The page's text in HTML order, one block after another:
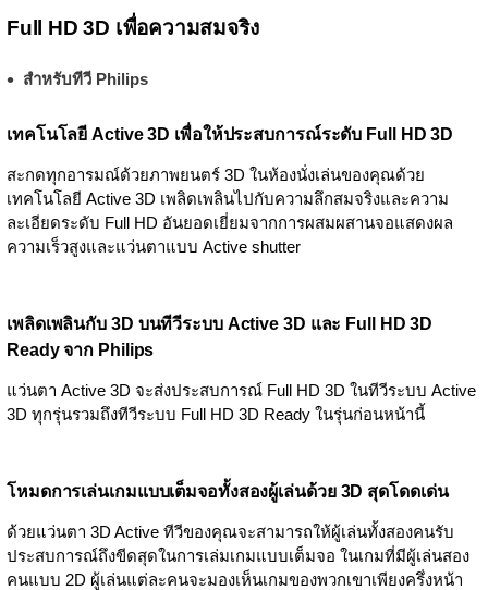
Full HD 3D เพื่อความสมจริง
สำหรับทีวี Philips
เทคโนโลยี Active 3D เพื่อให้ประสบการณ์ระดับ Full HD 3D
สะกดทุกอารมณ์ด้วยภาพยนตร์ 3D ในห้องนั่งเล่นของคุณด้วย
เทคโนโลยี Active 3D เพลิดเพลินไปกับความลึกสมจริงและความ
ละเอียดระดับ Full HD อันยอดเยี่ยมจากการผสมผสานจอแสดงผล
ความเร็วสูงและแว่นตาแบบ Active shutter
เพลิดเพลินกับ 3D บนทีวีระบบ Active 3D และ Full HD 3D
Ready จาก Philips
แว่นตา Active 3D จะส่งประสบการณ์ Full HD 3D ในทีวีระบบ Active
3D ทุกรุ่นรวมถึงทีวีระบบ Full HD 3D Ready ในรุ่นก่อนหน้านี้
โหมดการเล่นเกมแบบเต็มจอทั้งสองผู้เล่นด้วย 3D สุดโดดเด่น
ด้วยแว่นตา 3D Active ทีวีของคุณจะสามารถให้ผู้เล่นทั้งสองคนรับ
ประสบการณ์ถึงขีดสุดในการเล่มเกมแบบเต็มจอ ในเกมที่มีผู้เล่นสอง
คนแบบ 2D ผู้เล่นแต่ละคนจะมองเห็นเกมของพวกเขาเพียงครึ่งหน้า